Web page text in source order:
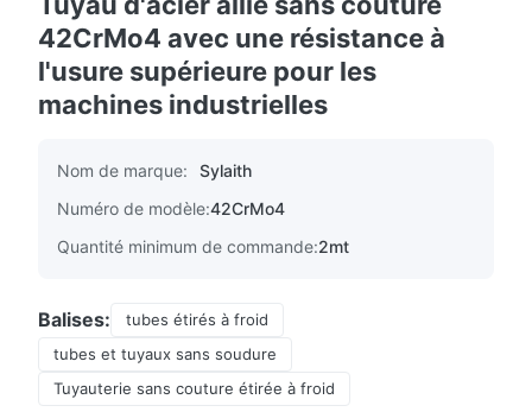
42CrMo4 avec une résistance à
l'usure supérieure pour les
machines industrielles
Nom de marque:
Sylaith
Numéro de modèle:42CrMo4
Quantité minimum de commande:2mt
Balises:
tubes étirés à froid
tubes et tuyaux sans soudure
Tuyauterie sans couture étirée à froid